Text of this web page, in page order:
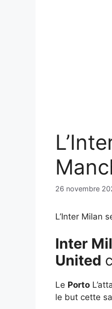
26 novembre
L’Inter Milan
Inter
United
Le Porto
le but cette